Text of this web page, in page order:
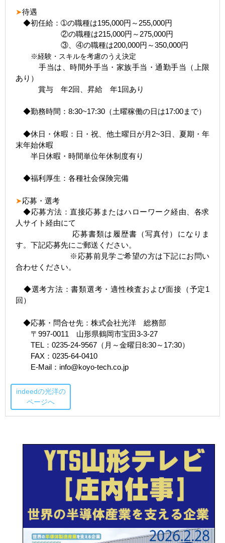
➤待遇
◆初任給：➀の職種は195,000円～255,000円
②の職種は215,000円～275,000円
③、④の職種は200,000円～350,000円
※経験・スキルを考慮のうえ決定
手当は、時間外手当・家族手当・通勤手当（上限
あり）
賞与 年2回、昇給 年1回あり
◆勤務時間：8:30~17:30（土曜稼働の日は17:00まで）
◆休日・休暇：日・祝、他土曜日が月2~3日、夏期・年
末年始休暇
半日休暇・時間単位年休制度有り
◆福利厚生：各種社会保険完備
➤応募・選考
◆応募方法：直接応募またはハローワーク経由、各求
人サイト経由にて
応募書類は履歴書（写真付）になりま
す。下記応募先にご郵送ください。
※応募前見学ご希望の方は下記にお問い
合わせください。
◆選考方法：書類選考・適性検査および面接（予定1
回）
◆応募・問合せ先：株式会社光洋 総務部
〒997-0011 山形県鶴岡市宝田3-3-27
TEL：0235-24-9567（月～金曜日8:30～17:30）
FAX：0235-64-0410
E-Mail：info@koyo-tech.co.jp
indeedの光洋の
ページへ